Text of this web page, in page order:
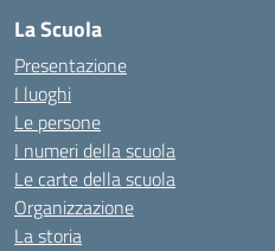
La Scuola
Presentazione
I luoghi
Le persone
I numeri della scuola
Le carte della scuola
Organizzazione
La storia